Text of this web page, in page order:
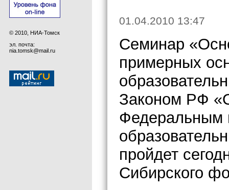
© 2010, НИА-Томск
эл. почта:
nia.tomsk@mail.ru
01.04.2010 13:47
Семинар
примерных
Законом РФ
Федеральным
пройдет
Сибирского